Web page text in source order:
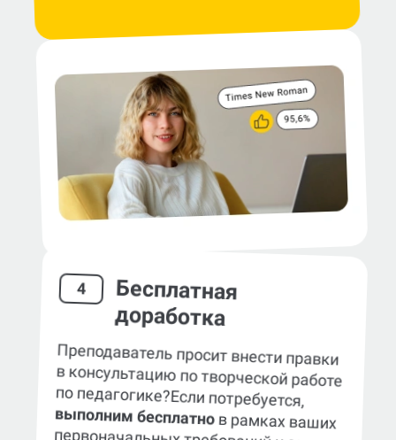
4 Бесплатная
доработка
Преподаватель просит внести правки
в консультацию по творческой работе
по педагогике?Если потребуется,
выполним бесплатнов рамках ваших